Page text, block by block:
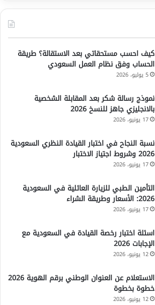
كيف احسب مستحقاتي بعد الاستقالة؟ طريقة
الحساب وفق نظام العمل السعودي
5 يوليو، 2026
نموذج رسالة شكر بعد المقابلة الشخصية
بالانجليزي جاهز للنسخ 2026
17 يونيو، 2026
نسبة النجاح في اختبار القيادة النظري السعودية
2026 وشروط اجتياز الاختبار
17 يونيو، 2026
التأمين الطبي للزيارة العائلية في السعودية
2026: الأسعار وطريقة الشراء
17 يونيو، 2026
اسئلة اختبار رخصة القيادة في السعودية مع
الإجابات 2026
12 يونيو، 2026
الاستعلام عن العنوان الوطني برقم الهوية 2026
خطوة بخطوة
12 يونيو، 2026